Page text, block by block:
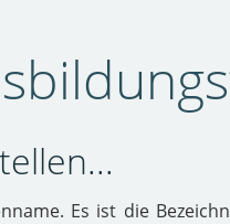
Es ist die